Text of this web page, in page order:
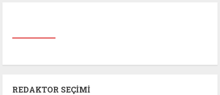
REDAKTOR SEÇIMI